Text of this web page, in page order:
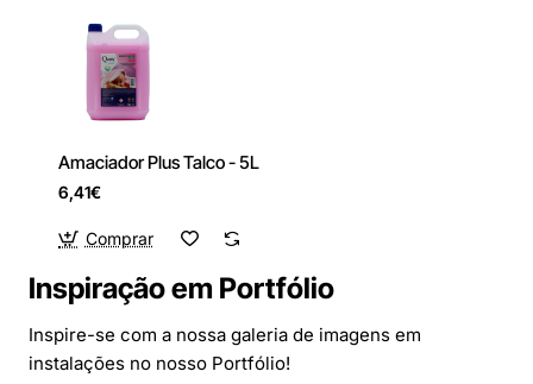
Amaciador Plus Talco - 5L
6,41€
Comprar
Inspiração em Portfólio
Inspire-se com a nossa galeria de imagens em
instalações no nosso Portfólio!